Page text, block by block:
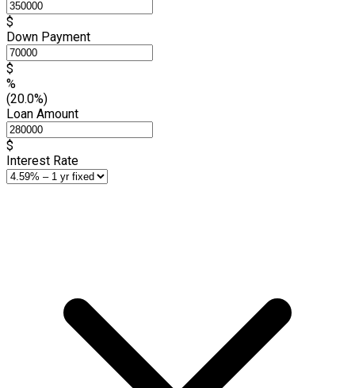
$
Down Payment
$
%
(20.0%)
Loan Amount
$
Interest Rate